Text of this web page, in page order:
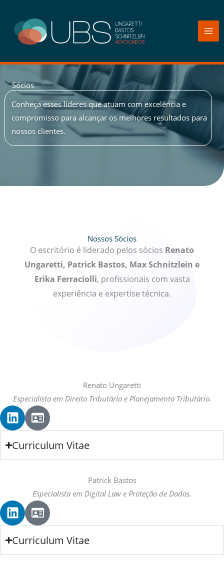
conteúdo
Sócios
Conheça esses líderes que atuam com excelência e
compromisso para alcançar os melhores resultados para
nossos clientes.
Nossos Sócios
O escritório é liderado pelos sócios Renato
Ungaretti, Patrick Bastos, Max Schnitzlein e
Erika Ferraciolli, profissionais com vasta
experiência e expertise técnica.
Renato Ungaretti
Especialista em Direito Tributário e Planejamento Tributário.
L
i
n
k
e
n
I
d
-
c
a
Curriculum Vitae
Patrick Bastos
Especialista em Digital Law e Proteção de Dados.
L
i
n
k
e
I
d
-
c
a
Curriculum Vitae